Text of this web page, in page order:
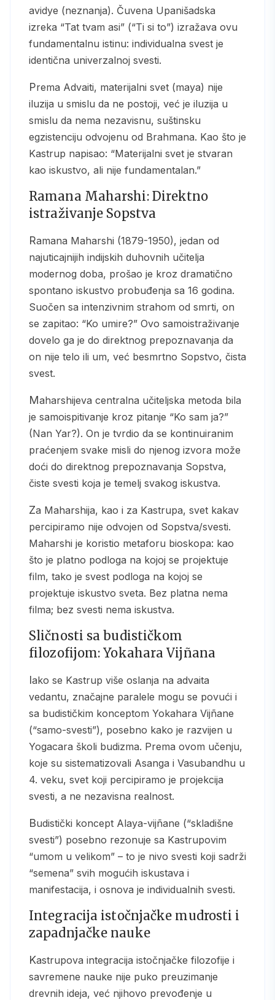
avidye (neznanja). Čuvena Upanišadska
izreka “Tat tvam asi” (“Ti si to”) izražava ovu
fundamentalnu istinu: individualna svest je
identična univerzalnoj svesti.
Prema Advaiti, materijalni svet (maya) nije
iluzija u smislu da ne postoji, već je iluzija u
smislu da nema nezavisnu, suštinsku
egzistenciju odvojenu od Brahmana. Kao što je
Kastrup napisao: “Materijalni svet je stvaran
kao iskustvo, ali nije fundamentalan.”
Ramana Maharshi: Direktno
istraživanje Sopstva
Ramana Maharshi (1879-1950), jedan od
najuticajnijih indijskih duhovnih učitelja
modernog doba, prošao je kroz dramatično
spontano iskustvo probuđenja sa 16 godina.
Suočen sa intenzivnim strahom od smrti, on
se zapitao: “Ko umire?” Ovo samoistraživanje
dovelo ga je do direktnog prepoznavanja da
on nije telo ili um, već besmrtno Sopstvo, čista
svest.
Maharshijeva centralna učiteljska metoda bila
je samoispitivanje kroz pitanje “Ko sam ja?”
(Nan Yar?). On je tvrdio da se kontinuiranim
praćenjem svake misli do njenog izvora može
doći do direktnog prepoznavanja Sopstva,
čiste svesti koja je temelj svakog iskustva.
Za Maharshija, kao i za Kastrupa, svet kakav
percipiramo nije odvojen od Sopstva/svesti.
Maharshi je koristio metaforu bioskopa: kao
što je platno podloga na kojoj se projektuje
film, tako je svest podloga na kojoj se
projektuje iskustvo sveta. Bez platna nema
filma; bez svesti nema iskustva.
Sličnosti sa budističkom
filozofijom: Yokahara Vijñana
Iako se Kastrup više oslanja na advaita
vedantu, značajne paralele mogu se povući i
sa budističkim konceptom Yokahara Vijñane
(“samo-svesti”), posebno kako je razvijen u
Yogacara školi budizma. Prema ovom učenju,
koje su sistematizovali Asanga i Vasubandhu u
4. veku, svet koji percipiramo je projekcija
svesti, a ne nezavisna realnost.
Budistički koncept Alaya-vijñane (“skladišne
svesti”) posebno rezonuje sa Kastrupovim
“umom u velikom” – to je nivo svesti koji sadrži
“semena” svih mogućih iskustava i
manifestacija, i osnova je individualnih svesti.
Integracija istočnjačke mudrosti i
zapadnjačke nauke
Kastrupova integracija istočnjačke filozofije i
savremene nauke nije puko preuzimanje
drevnih ideja, već njihovo prevođenje u